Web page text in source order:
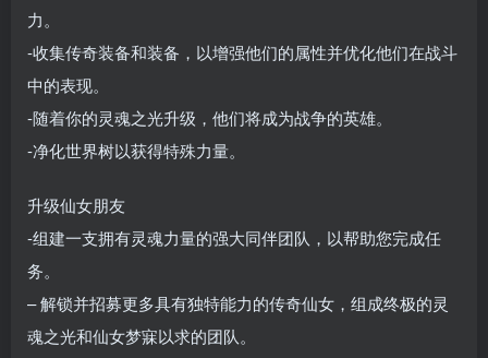
力。
-收集传奇装备和装备，以增强他们的属性并优化他们在战斗
中的表现。
-随着你的灵魂之光升级，他们将成为战争的英雄。
-净化世界树以获得特殊力量。
升级仙女朋友
-组建一支拥有灵魂力量的强大同伴团队，以帮助您完成任
务。
– 解锁并招募更多具有独特能力的传奇仙女，组成终极的灵
魂之光和仙女梦寐以求的团队。